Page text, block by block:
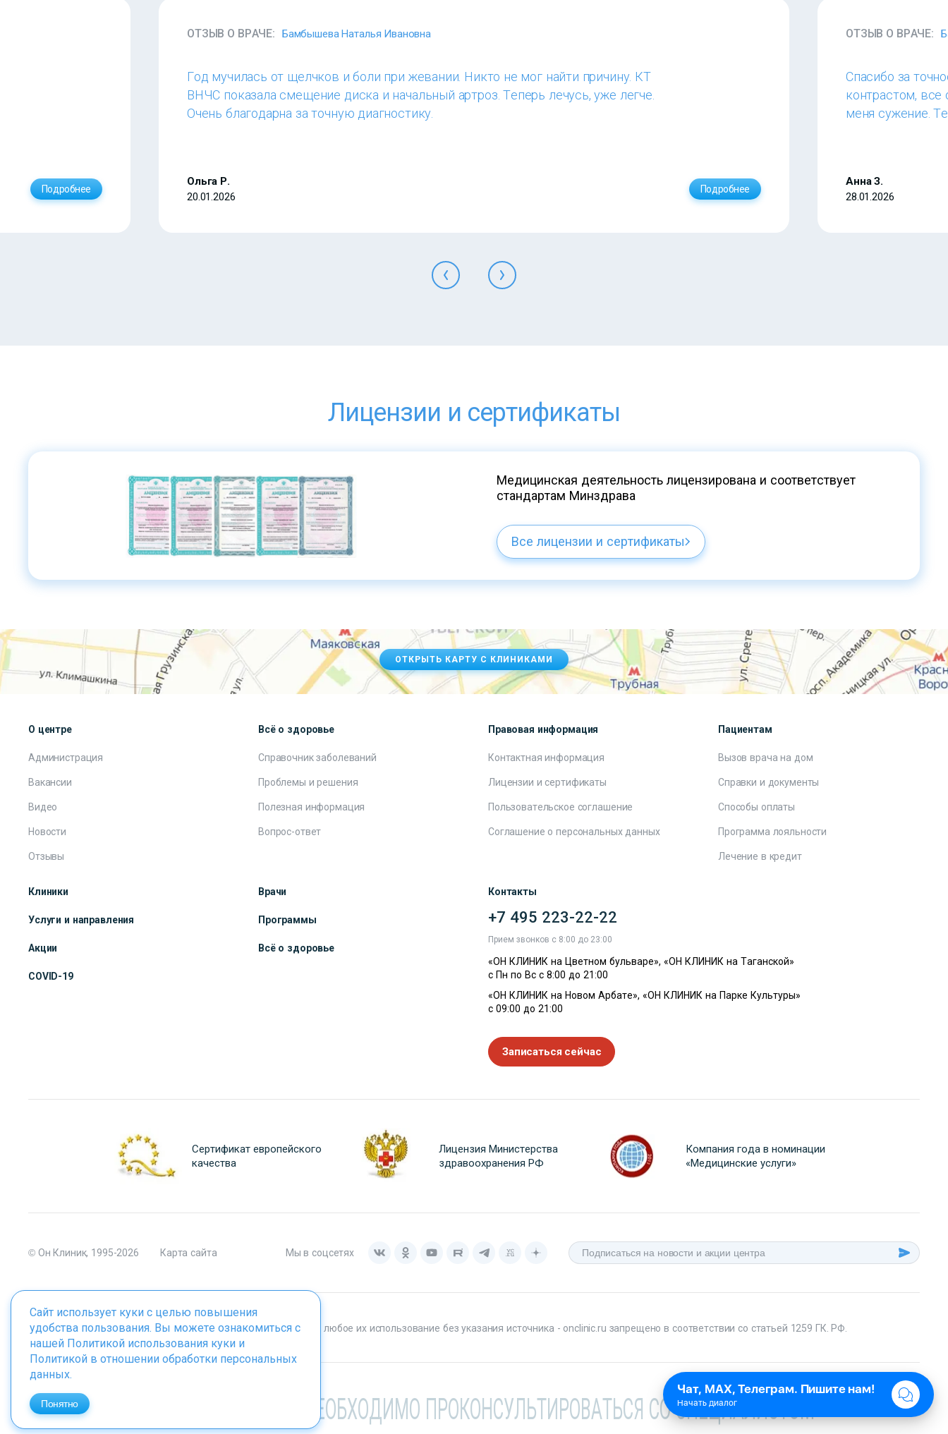
Подробнее
ОТЗЫВ О ВРАЧЕ: Бамбышева Наталья Ивановна
Год мучилась от щелчков и боли при жевании. Никто не мог найти причину. КТ
ВНЧС показала смещение диска и начальный артроз. Теперь лечусь, уже легче.
Очень благодарна за точную диагностику.
Ольга Р.
20.01.2026
Подробнее
ОТЗЫВ О ВРАЧЕ:
Спасибо за
контрастом, все
меня сужение.
Анна З.
28.01.2026
Лицензии и сертификаты
Медицинская деятельность лицензирована и соответствует
стандартам Минздрава
Все лицензии и сертификаты
ОТКРЫТЬ КАРТУ С КЛИНИКАМИ
О центре
Администрация
Вакансии
Видео
Новости
Отзывы
Всё о здоровье
Справочник заболеваний
Проблемы и решения
Полезная информация
Вопрос-ответ
Правовая информация
Контактная информация
Лицензии и сертификаты
Пользовательское соглашение
Соглашение о персональных данных
Пациентам
Вызов врача на дом
Справки и документы
Способы оплаты
Программа лояльности
Лечение в кредит
Клиники Врачи
Услуги и направления Программы
Акции Всё о здоровье
COVID-19
Контакты
+7 495 223-22-22
Прием звонков с 8:00 до 23:00
«ОН КЛИНИК на Цветном бульваре», «ОН КЛИНИК на Таганской»
с Пн по Вс с 8:00 до 21:00
«ОН КЛИНИК на Новом Арбате», «ОН КЛИНИК на Парке Культуры»
с 09:00 до 21:00
Записаться сейчас
Сертификат европейского
качества
Лицензия Министерства
здравоохранения РФ
Компания года в номинации
«Медицинские услуги»
© Он Клиник, 1995-2026 Карта сайта Мы в соцсетях
Материалы сайта являются собственностью ООО "Он Клиник", любое их использование без указания источника - onclinic.ru запрещено в соответствии со статьей 1259 ГК. РФ.
ИМЕЮТСЯ ПРОТИВОПОКАЗАНИЯ. НЕОБХОДИМО ПРОКОНСУЛЬТИРОВАТЬСЯ СО СПЕЦИАЛИСТОМ
Сайт использует куки с целью повышения
удобства пользования. Вы можете ознакомиться с
нашей Политикой использования куки и
Политикой в отношении обработки персональных
данных.
Понятно